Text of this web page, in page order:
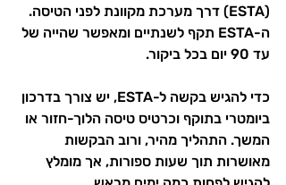
(ESTA) דרך מערכת מקוונת לפני הטיסה.
ה-ESTA תקף לשנתיים ומאפשר שהייה של
עד 90 יום בכל ביקור.
כדי להגיש בקשה ל-ESTA, יש צורך בדרכון
ביומטרי בתוקף וכרטיס טיסה הלוך-חזור או
המשך. התהליך מהיר, ורוב הבקשות
מאושרות תוך שעות ספורות, אך מומלץ